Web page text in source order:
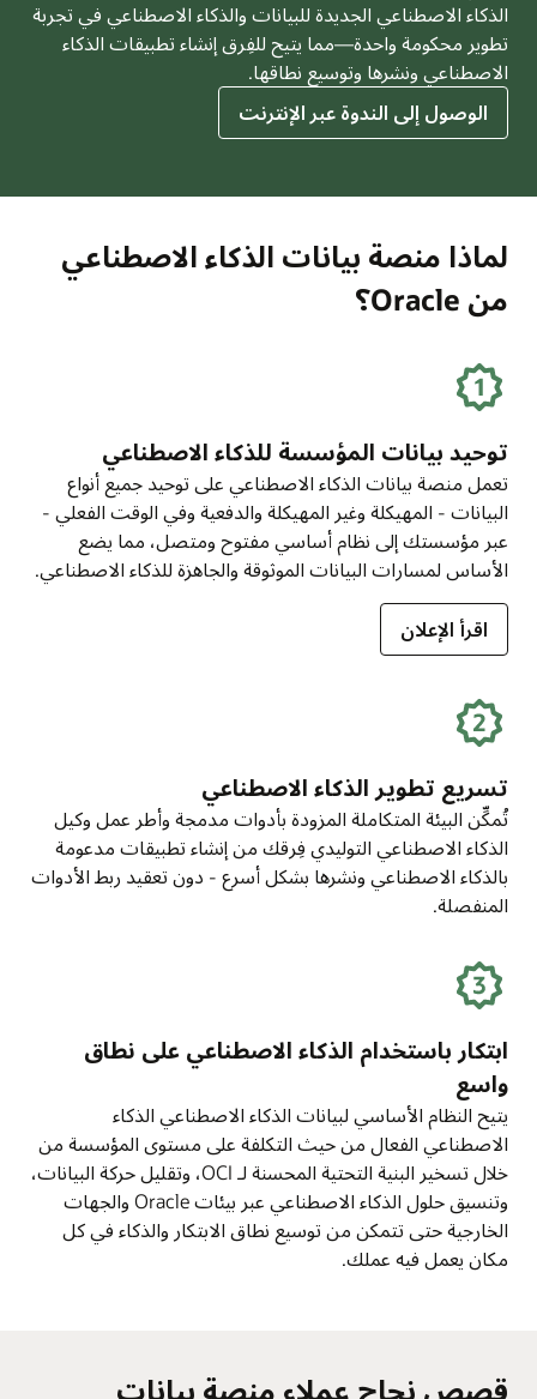
الذكاء الاصطناعي الجديدة للبيانات والذكاء الاصطناعي في تجربة
تطوير محكومة واحدة—مما يتيح للفِرق إنشاء تطبيقات الذكاء
الاصطناعي ونشرها وتوسيع نطاقها.
الوصول إلى الندوة عبر الإنترنت
لندوة
عبر
Oracle
AI
Data
لماذا منصة بيانات الذكاء الاصطناعي
من Oracle؟
توحيد بيانات المؤسسة للذكاء الاصطناعي
تعمل منصة بيانات الذكاء الاصطناعي على توحيد جميع أنواع
البيانات - المهيكلة وغير المهيكلة والدفعية وفي الوقت الفعلي -
عبر مؤسستك إلى نظام أساسي مفتوح ومتصل، مما يضع
الأساس لمسارات البيانات الموثوقة والجاهزة للذكاء الاصطناعي.
اقرأ الإعلان
تسريع تطوير الذكاء الاصطناعي
تُمكِّن البيئة المتكاملة المزودة بأدوات مدمجة وأطر عمل وكيل
الذكاء الاصطناعي التوليدي فِرقك من إنشاء تطبيقات مدعومة
بالذكاء الاصطناعي ونشرها بشكل أسرع - دون تعقيد ربط الأدوات
المنفصلة.
ابتكار باستخدام الذكاء الاصطناعي على نطاق
واسع
يتيح النظام الأساسي لبيانات الذكاء الاصطناعي الذكاء
الاصطناعي الفعال من حيث التكلفة على مستوى المؤسسة من
خلال تسخير البنية التحتية المحسنة لـ OCI، وتقليل حركة البيانات،
وتنسيق حلول الذكاء الاصطناعي عبر بيئات Oracle والجهات
الخارجية حتى تتمكن من توسيع نطاق الابتكار والذكاء في كل
مكان يعمل فيه عملك.
قصص نجاح عملاء منصة بيانات